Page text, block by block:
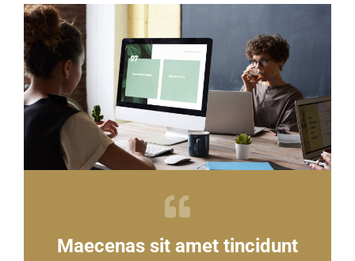
Maecenas sit amet tincidunt